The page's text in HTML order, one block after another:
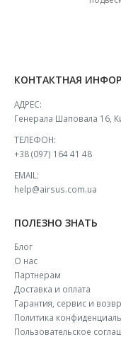
КОНТАКТНАЯ
АДРЕС:
Генерала Шаповала 16,
ТЕЛЕФОН:
+38 (097) 164 41 48
EMAIL:
help@airsus.com.ua
ПОЛЕЗНО ЗНАТЬ
Блог
О нас
Партнерам
Доставка и оплата
Гарантия, сервис и
Политика
Пользовательское